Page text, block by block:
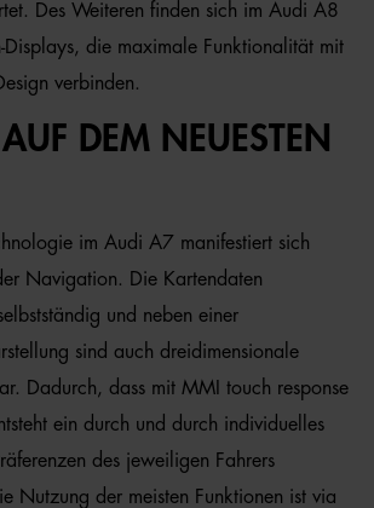
Des Weiteren finden sich im Audi A8
Displays, die maximale Funktionalität mit
verbinden.
DEM NEUESTEN
im Audi A7 manifestiert sich
Navigation. Die Kartendaten
und neben einer
sind auch dreidimensionale
Dadurch, dass mit MMI touch response
ein durch und durch individuelles
des jeweiligen Fahrers
Nutzung der meisten Funktionen ist via